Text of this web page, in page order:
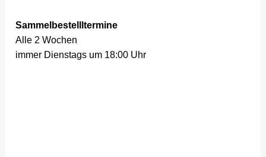
Sammelbestellltermine
Alle 2 Wochen
immer Dienstags um 18:00 Uhr